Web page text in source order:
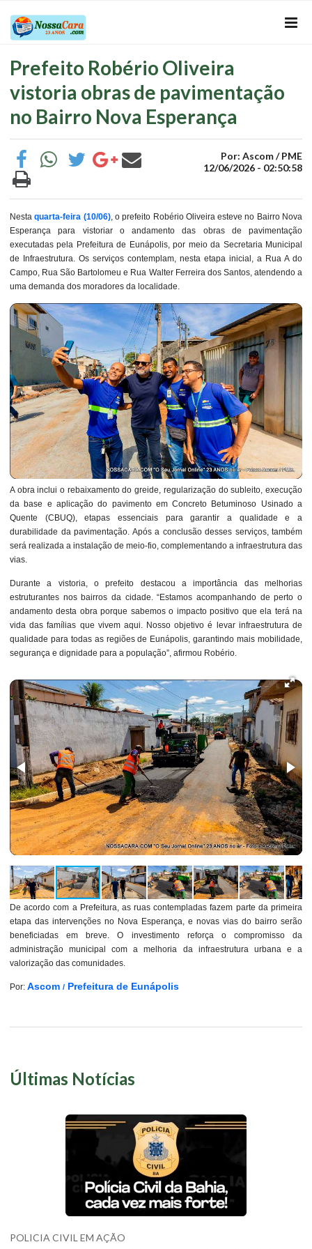
Prefeito Robério Oliveira
vistoria obras de pavimentação
no Bairro Nova Esperança
Por: Ascom / PME
12/06/2026 - 02:50:58
Nestaquarta-feira (10/06), o prefeito Robério Oliveira esteve no Bairro Nova
Esperança para vistoriar o andamento das obras de pavimentação
executadas pela Prefeitura de Eunápolis, por meio da Secretaria Municipal
de Infraestrutura. Os serviços contemplam, nesta etapa inicial, a Rua A do
Campo, Rua São Bartolomeu e Rua Walter Ferreira dos Santos, atendendo a
uma demanda dos moradores da localidade.
A obra inclui o rebaixamento do greide, regularização do subleito, execução
da base e aplicação do pavimento em Concreto Betuminoso Usinado a
Quente (CBUQ), etapas essenciais para garantir a qualidade e a
durabilidade da pavimentação. Após a conclusão desses serviços, também
será realizada a instalação de meio-fio, complementando a infraestrutura das
vias.
Durante a vistoria, o prefeito destacou a importância das melhorias
estruturantes nos bairros da cidade. “Estamos acompanhando de perto o
andamento desta obra porque sabemos o impacto positivo que ela terá na
vida das famílias que vivem aqui. Nosso objetivo é levar infraestrutura de
qualidade para todas as regiões de Eunápolis, garantindo mais mobilidade,
segurança e dignidade para a população”, afirmou Robério.
De acordo com a Prefeitura, as ruas contempladas fazem parte da primeira
etapa das intervenções no Nova Esperança, e novas vias do bairro serão
beneficiadas em breve. O investimento reforça o compromisso da
administração municipal com a melhoria da infraestrutura urbana e a
valorização das comunidades.
Por: Ascom / Prefeitura de Eunápolis
Últimas Notícias
POLICIA CIVIL EM AÇÃO